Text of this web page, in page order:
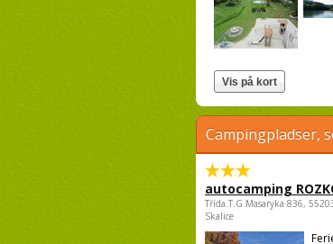
Campingpladser,
autocamping
Třída.T.G.Masaryka 836,
Skalice